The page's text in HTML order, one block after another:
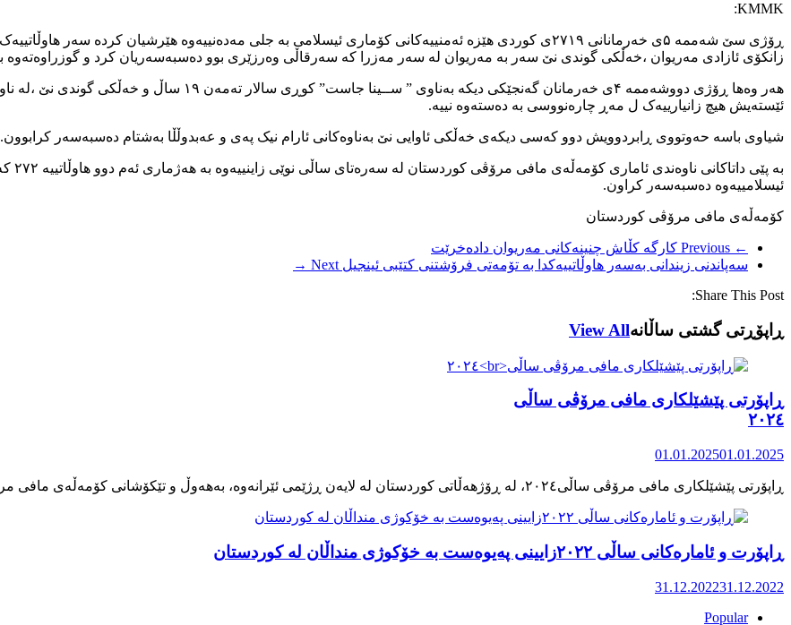
KMMK:
زانکۆی ئازادی مەریوان ،خەڵکی گوندی نێ سەر بە مەریوان لە سەر مەزرا کە سەرقاڵی وەرزێری بوو دەسبەسەریان کرد و گوزراوەتەوە
هەر وەها ڕۆژی دووشەممە ۴ی خەرمانان گەنجێکی دیکە بەناوی
ئێستەیش هیچ زانیارییەک ل مەڕ چارەنووسی بە دەستەوە نییە.
شیاوی باسه حەوتووی ڕابردوویش دوو کەسی دیکەی خەڵکی ئاوایی نێ بەناوەکانی ئارام نیک پەی و عەبدوڵڵا بەشتام دەسبەسەر کرابوون.
بە
ئیسلامییەوە دەسبەسەر کراون.
کۆمەڵەی مافی مرۆڤی کوردستان
← Previous
کارگە کڵاش چنینەکانی مەریوان دادەخرێت
سەپاندنی زیندانی بەسەر هاوڵاتییەکدا بە تۆمەتی فرۆشتنی کتێبی ئینجیل Next →
Share This Post:
ڕاپۆڕتی گشتی ساڵانهView All
ڕاپۆرتی پێشێلکاری مافی مرۆڤی ساڵی
٢٠٢٤
01.01.202501.01.2025
ڕاپۆرت و ئامارەکانی ساڵی ٢٠٢٢زایینی پەیوەست بە خۆکوژی منداڵان لە کوردستان
31.12.202231.12.2022
Popular